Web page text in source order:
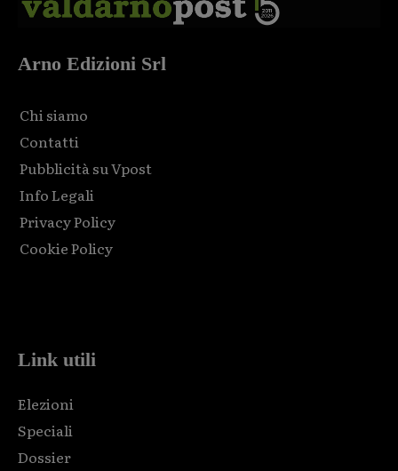
Arno Edizioni Srl
Chi siamo
Contatti
Pubblicità su Vpost
Info Legali
Privacy Policy
Cookie Policy
Link utili
Elezioni
Speciali
Dossier